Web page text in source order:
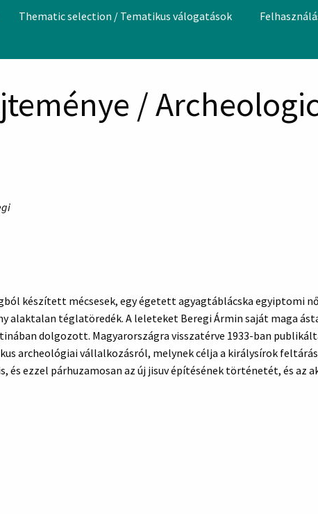
Thematic selection / Tematikus válogatások
/
készített mécsesek, egy égetett agyagtáblácska egyiptomi
alaktalan téglatöredék. A leleteket Beregi Ármin saját maga
dolgozott. Magyarországra visszatérve 1933-ban
archeológiai vállalkozásról, melynek célja a királysírok
ezzel párhuzamosan az új jisuv építésének történetét, és az